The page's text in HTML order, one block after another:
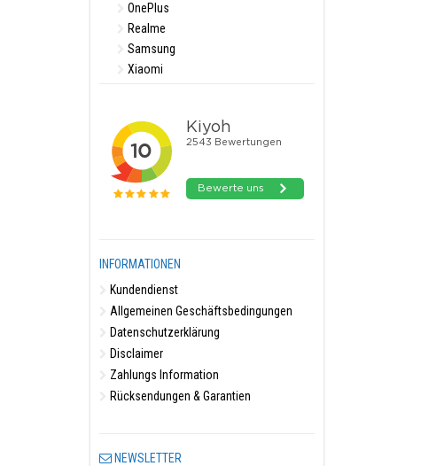
OnePlus
Realme
Samsung
Xiaomi
INFORMATIONEN
Kundendienst
Allgemeinen Geschäftsbedingungen
Datenschutzerklärung
Disclaimer
Zahlungs Information
Rücksendungen & Garantien
NEWSLETTER